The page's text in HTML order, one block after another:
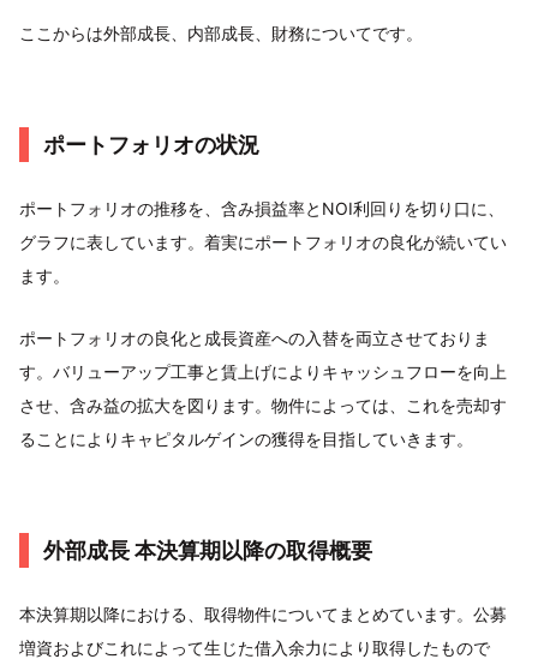
ここからは外部成長、内部成長、財務についてです。
ポートフォリオの状況
ポートフォリオの推移を、含み損益率とNOI利回りを切り口に、
グラフに表しています。着実にポートフォリオの良化が続いてい
ます。
ポートフォリオの良化と成長資産への入替を両立させておりま
す。バリューアップ工事と賃上げによりキャッシュフローを向上
させ、含み益の拡大を図ります。物件によっては、これを売却す
ることによりキャピタルゲインの獲得を目指していきます。
外部成長 本決算期以降の取得概要
本決算期以降における、取得物件についてまとめています。公募
増資およびこれによって生じた借入余力により取得したもので